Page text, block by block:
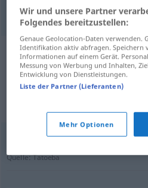
Beispielsätze
für
(nicht von der
geprüft)
Quelle:Tatoeba
Wir und unsere Partner
Folgendes bereitzustellen:
Genaue Geolocation-Daten verwenden.
Identifikation aktiv abfragen.
Informationen auf einem Gerät.
Messung von Werbung und Inhalten,
Entwicklung von Dienstleistungen.
Liste der Partner (Lieferanten)
Mehr Optionen